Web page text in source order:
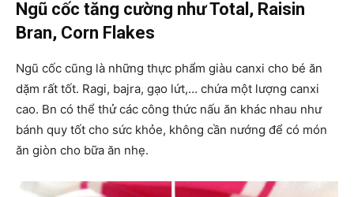
Ngũ cốc tăng cường như Total, Raisin
Bran, Corn Flakes
Ngũ cốc cũng là những thực phẩm giàu canxi cho bé ăn
dặm rất tốt. Ragi, bajra, gạo lứt,… chứa một lượng canxi
cao. Bn có thể thử các công thức nấu ăn khác nhau như
bánh quy tốt cho sức khỏe, không cần nướng để có món
ăn giòn cho bữa ăn nhẹ.